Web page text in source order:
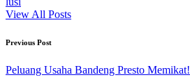
View All Posts
Post
navigation
Previous Post
Peluang Usaha Bandeng Presto Memikat!